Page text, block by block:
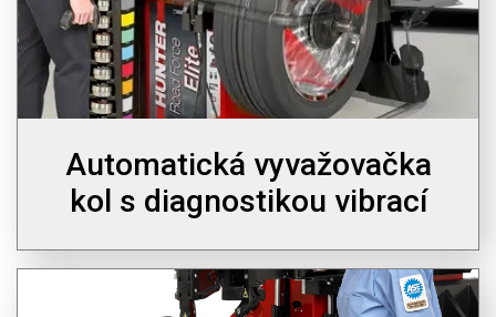
Automatická vyvažovačka
kol s diagnostikou vibrací